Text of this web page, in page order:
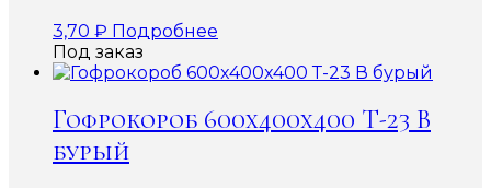
3,70 ₽ Подробнее
Под заказ
Гофрокороб 600x400x400 Т-23 В
бурый